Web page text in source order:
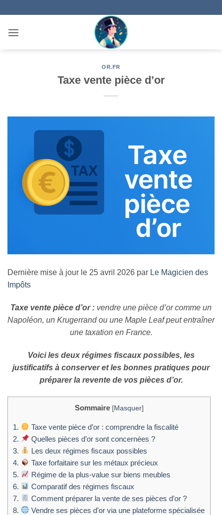
contenu
OR.FR
Taxe vente pièce d’or
Dernière mise à jour le 25 avril 2026 par Le Magicien des
Impôts
Taxe vente pièce d’or : vendre une pièce d’or comme un
Napoléon, un Krugerrand ou une Maple Leaf peut entraîner
une taxation en France.
Voici les deux régimes fiscaux possibles, les
justificatifs à conserver et les bonnes pratiques pour
préparer la revente de vos pièces d’or.
Sommaire [Masquer]
1.
Taxe vente pièce d’or : comprendre la fiscalité
2.
Quelles pièces d’or sont concernées ?
3.
Les deux régimes fiscaux possibles
4.
Taxe forfaitaire sur les métaux précieux
5.
Régime de la plus-value sur biens meubles
6.
Comparatif des régimes fiscaux
7.
Comment préparer la vente de ses pièces d’or ?
8.
Vendre ses pièces d’or via une plateforme spécialisée